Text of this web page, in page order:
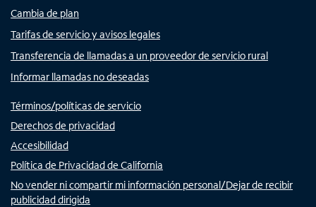
Cambia de plan
Tarifas de servicio y avisos legales
Transferencia de llamadas a un proveedor de servicio rural
Informar llamadas no deseadas
Términos/políticas de servicio
Derechos de privacidad
Accesibilidad
Política de Privacidad de California
No vender ni compartir mi información personal/Dejar de recibir
publicidad dirigida